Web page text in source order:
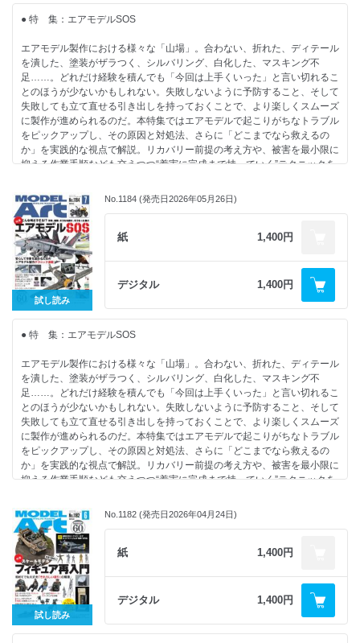
ーメンテナンスのススメ
050...不朽の名作が形成したタミヤのポリシー Honda RA273 後編
Honda RA273（エッチングパーツ付） タミヤ1/12：Ken-1
068...タミヤ注目の新塗料 ミラーペイントでご機嫌なメタリックライフを
【NEW KIT REVIEW】
080...アメリカ軽戦車M24 チャーフィー（ヨーロッパ戦線） タミヤ
1/35：尾林大輔
086...メッサーシュミット Me262A-1a アルマホビー1/72：平出彰太
090...ランボルギーニ レヴエルト ドイツレベル1/24：SOF
099...日本海軍 改秋月型駆逐艦 冬月（ふゆづき）1945 ヤマシタホビー
1/700：光武 玲
【連 載】
008...ナナニイスポットライト：kurage
060...モデリングJASDF：秋山いさみ
072...ワールドスケールモデラー：竹村典夫
104...艦船諸国漫遊記：鯨水庵八十八
109...MA色彩ゼミナール
114...内藤あんもの戦車模型基本講座：内藤あんも
120...北澤志朗のヤングタイマー・ガレージ：北澤志朗
124...Follow Your Heart：鋭之助 初代 日野
【情 報】
066...令和8年度 富士総合火力演習
075...エリア88模型ミニコンテストinホビーフェア2026
076...韓国最大級のホビーフェア2026に行ってきました!
108...MA艦船情報局
136...でものはつもの
150...リーダーズクラブ
2026.07.24発売
B5判 160ページ
● 特 集：エアモデルSOS
エアモデル製作における様々な「山場」。合わない、折れた、ディテール
を潰した、塗装がザラつく、シルバリング、白化した、マスキング不
足……。どれだけ経験を積んでも「今回は上手くいった」と言い切れるこ
とのほうが少ないかもしれない。失敗しないように予防すること、そして
失敗しても立て直せる引き出しを持っておくことで、より楽しくスムーズ
に製作が進められるのだ。本特集ではエアモデルで起こりがちなトラブル
をピックアップし、その原因と対処法、さらに「どこまでなら救えるの
か」を実践的な視点で解説。リカバリー前提の考え方や、被害を最小限に
抑える作業手順なども交えつつ“着実に完成まで持っていく”テクニックを
・じっくり確実に取り組む「ネオヒス」なキット
012…F/A-18D ホーネット“VMFA-232 レッド デビルズ 2025” ハセガワ
1/48：清水雄平
・エアモデル製作中にありがちなトラブル&リカバリー
022…組み立てや摺り合せ
026…合わせ目処理
027…モールド修整や彫り直し
028…クリアーパーツ
029…下地処理
032…デカールワーク
・泣きを見る前に! パーツチェックの重要性
035…イタリア空軍 マッキ MC.200（日本語対訳補足説明書付属）イタレ
リ1/32：久保憲之
【NEW KIT REVIEW】
068…Honda CB1000F タミヤ1/12：SOF
074…トヨタ スプリンター トレノ AE92 GT-Z 後期型（1989） ハセガワ
080…イスラエル空軍 F-16I スーファ グレートウォールホビー1/48：柳
井建二
086…スピットファイア Mk.Ⅴb 初期型 プロフィパック：眞田李風
090…ゴジラ（2001） アオシマ：シンサク
【連 載】
042…やっぱりプラモは作ってナンボですよ：長谷川迷人
050…モデリングJASDF：秋山いさみ
060…艦船諸国漫遊記：鯨水庵八十八
試し読み
No.1184 (発売日2026年05月26日)
紙 1,400円
デジタル 1,400円
● 特 集：エアモデルSOS
エアモデル製作における様々な「山場」。合わない、折れた、ディテール
を潰した、塗装がザラつく、シルバリング、白化した、マスキング不
足……。どれだけ経験を積んでも「今回は上手くいった」と言い切れるこ
とのほうが少ないかもしれない。失敗しないように予防すること、そして
失敗しても立て直せる引き出しを持っておくことで、より楽しくスムーズ
に製作が進められるのだ。本特集ではエアモデルで起こりがちなトラブル
をピックアップし、その原因と対処法、さらに「どこまでなら救えるの
か」を実践的な視点で解説。リカバリー前提の考え方や、被害を最小限に
抑える作業手順なども交えつつ“着実に完成まで持っていく”テクニックを
・じっくり確実に取り組む「ネオヒス」なキット
012…F/A-18D ホーネット“VMFA-232 レッド デビルズ 2025” ハセガワ
1/48：清水雄平
・エアモデル製作中にありがちなトラブル&リカバリー
022…組み立てや摺り合せ
026…合わせ目処理
027…モールド修整や彫り直し
試し読み
No.1182 (発売日2026年04月24日)
紙 1,400円
デジタル 1,400円